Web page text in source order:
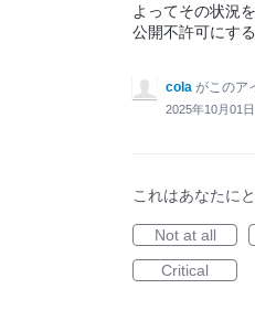
よってその状況
公開不許可にす
cola がこのア
2025年10月01
これはあなたに
Not at all
Critical